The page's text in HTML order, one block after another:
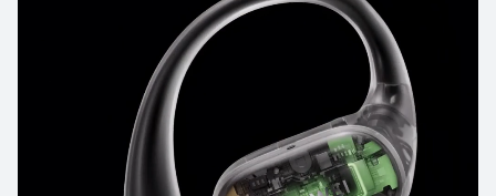
HUAWEI FreeBuds Pro 2
Αγορά